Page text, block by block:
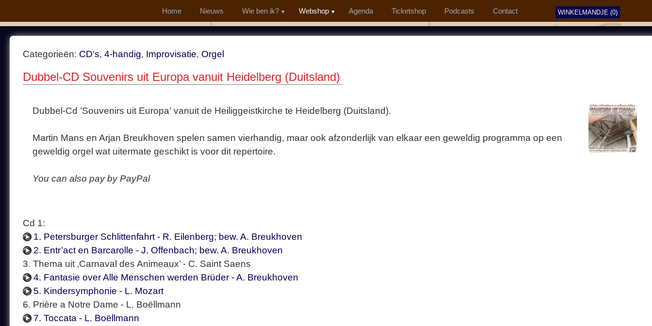
Home Nieuws Wie ben ik? Webshop Agenda Ticketshop Podcasts Contact WINKELMANDJE (0)
Categorieën: CD's, 4-handig, Improvisatie, Orgel
Dubbel-CD Souvenirs uit Europa vanuit Heidelberg (Duitsland)
Dubbel-Cd ’Souvenirs uit Europa’ vanuit de Heiliggeistkirche te Heidelberg (Duitsland).
Martin Mans en Arjan Breukhoven spelen samen vierhandig, maar ook afzonderlijk van elkaar een geweldig programma op een
geweldig orgel wat uitermate geschikt is voor dit repertoire.
You can also pay by PayPal
Cd 1:
1. Petersburger Schlittenfahrt - R. Eilenberg; bew. A. Breukhoven
2. Entr’act en Barcarolle - J. Offenbach; bew. A. Breukhoven
3. Thema uit ‚Carnaval des Animeaux’ - C. Saint Saens
4. Fantasie over Alle Menschen werden Brüder - A. Breukhoven
5. Kindersymphonie - L. Mozart
6. Prière a Notre Dame - L. Boëllmann
7. Toccata - L. Boëllmann